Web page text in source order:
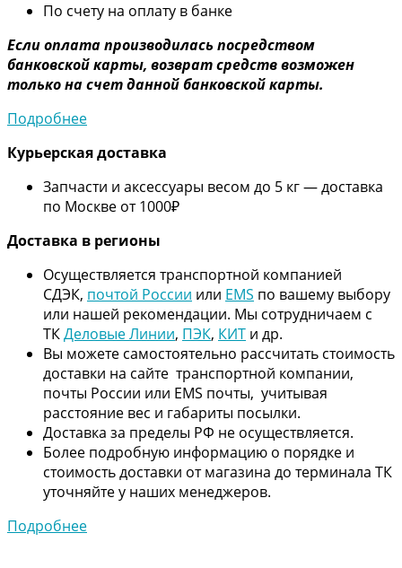
По счету на оплату в банке
Если оплата производилась посредством
банковской карты, возврат средств возможен
только на счет данной банковской карты.
Подробнее
Курьерская доставка
Запчасти и аксессуары весом до 5 кг — доставка
по Москве от 1000₽
Доставка в регионы
Осуществляется транспортной компанией
СДЭК, почтой России или EMS по вашему выбору
или нашей рекомендации. Мы сотрудничаем с
ТКДеловые Линии, ПЭК, КИТ и др.
Вы можете самостоятельно рассчитать стоимость
доставки на сайте транспортной компании,
почты России или EMS почты, учитывая
расстояние вес и габариты посылки.
Доставка за пределы РФ не осуществляется.
Более подробную информацию о порядке и
стоимость доставки от магазина до терминала ТК
уточняйте у наших менеджеров.
Подробнее